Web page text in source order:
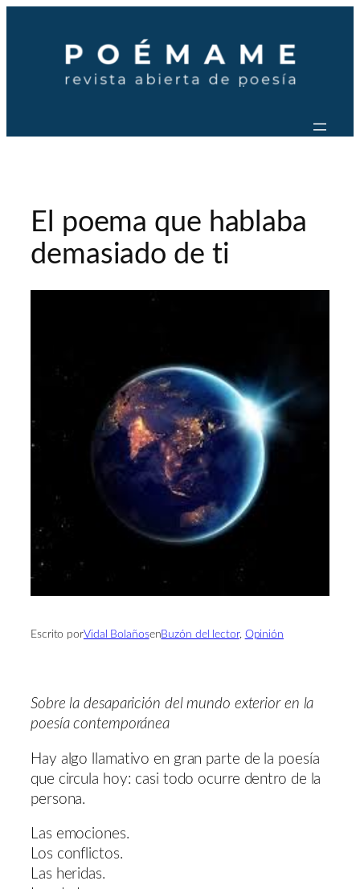
contenido
El poema que hablaba
demasiado de ti
Escrito porVidal BolañosenBuzón del lector, Opinión
Sobre la desaparición del mundo exterior en la
poesía contemporánea
Hay algo llamativo en gran parte de la poesía
que circula hoy: casi todo ocurre dentro de la
persona.
Las emociones.
Los conflictos.
Las heridas.